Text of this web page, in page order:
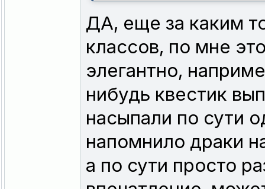
ДА, еще за каким
классов, по мне
элегантно,
нибудь квестик
насыпали по сути
напомнило драки
а по сути просто